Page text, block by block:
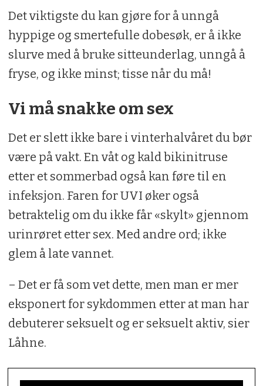
Det viktigste du kan gjøre for å unngå
hyppige og smertefulle dobesøk, er å ikke
slurve med å bruke sitteunderlag, unngå å
fryse, og ikke minst; tisse når du må!
Vi må snakke om sex
Det er slett ikke bare i vinterhalvåret du bør
være på vakt. En våt og kald bikinitruse
etter et sommerbad også kan føre til en
infeksjon. Faren for UVI øker også
betraktelig om du ikke får «skylt» gjennom
urinrøret etter sex. Med andre ord; ikke
glem å late vannet.
– Det er få som vet dette, men man er mer
eksponert for sykdommen etter at man har
debuterer seksuelt og er seksuelt aktiv, sier
Låhne.